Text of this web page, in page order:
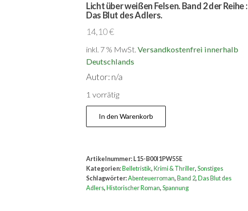
Licht über weißen Felsen. Band 2 der Reihe :
Das Blut des Adlers.
14,10€
inkl. 7 % MwSt. Versandkostenfrei innerhalb
Deutschlands
Autor: n/a
1 vorrätig
Licht
über
Band
2
der
In den Warenkorb
Artikelnummer: L15-B00I1PW55E
Kategorien: Belletristik, Krimi & Thriller, Sonstiges
Schlagwörter:Abenteuerroman, Band 2, Das Blut des
Adlers, Historischer Roman, Spannung